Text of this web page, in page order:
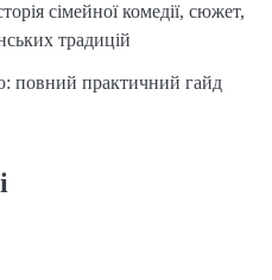
сімейної комедії, сюжет,
традицій
повний практичний гайд